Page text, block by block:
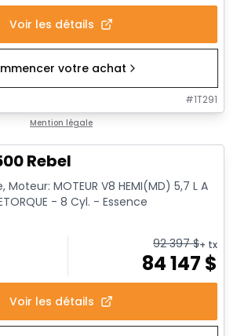
Voir les détails
votre achat
#1T291
Mention légale
Rebel
MOTEUR V8 HEMI(MD) 5,7 L A
- 8 Cyl. - Essence
92 397$+ tx
84 147 $
Voir les détails